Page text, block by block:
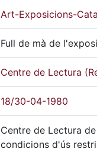
Art-Exposicions-
Full de mà de
Centre de Lectura
18/30-04-1980
Centre de Lectura de
condicions d'ús